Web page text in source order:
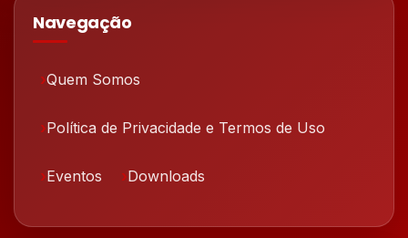
Navegação
Quem Somos
Política de Privacidade e Termos de Uso
Eventos Downloads